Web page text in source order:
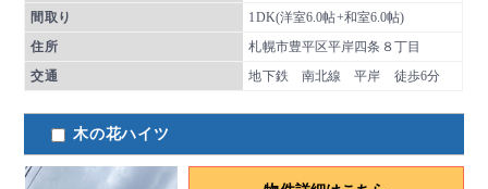
間取り
1DK(洋室6.0帖+和室6.0帖)
住所
札幌市豊平区平岸四条８丁目
交通
地下鉄 南北線 平岸 徒歩6分
木の花ハイツ